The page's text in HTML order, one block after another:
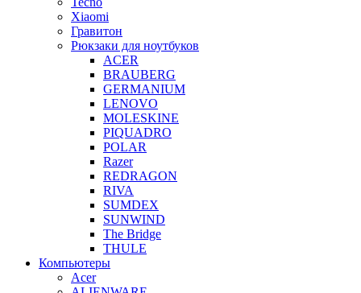
Xiaomi
Гравитон
Рюкзаки для ноутбуков
ACER
BRAUBERG
GERMANIUM
LENOVO
MOLESKINE
PIQUADRO
POLAR
Razer
REDRAGON
RIVA
SUMDEX
SUNWIND
The Bridge
THULE
Компьютеры
Acer